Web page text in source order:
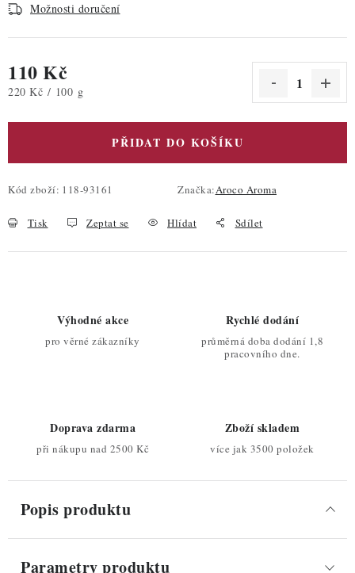
Možnosti doručení
110 Kč
Měrná cena:
220 Kč / 100 g
PŘIDAT DO KOŠÍKU
Kód zboží: 118-93161 Značka:Aroco Aroma
Tisk Zeptat se Hlídat Sdílet
Výhodné akce
pro věrné zákazníky
Rychlé dodání
průměrná doba dodání 1,8
pracovního dne.
Doprava zdarma
při nákupu nad 2500 Kč
Zboží skladem
více jak 3500 položek
Popis produktu
Parametry produktu